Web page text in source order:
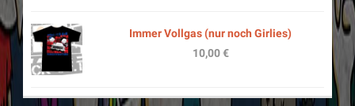
Immer Vollgas (nur noch Girlies)
10,00€